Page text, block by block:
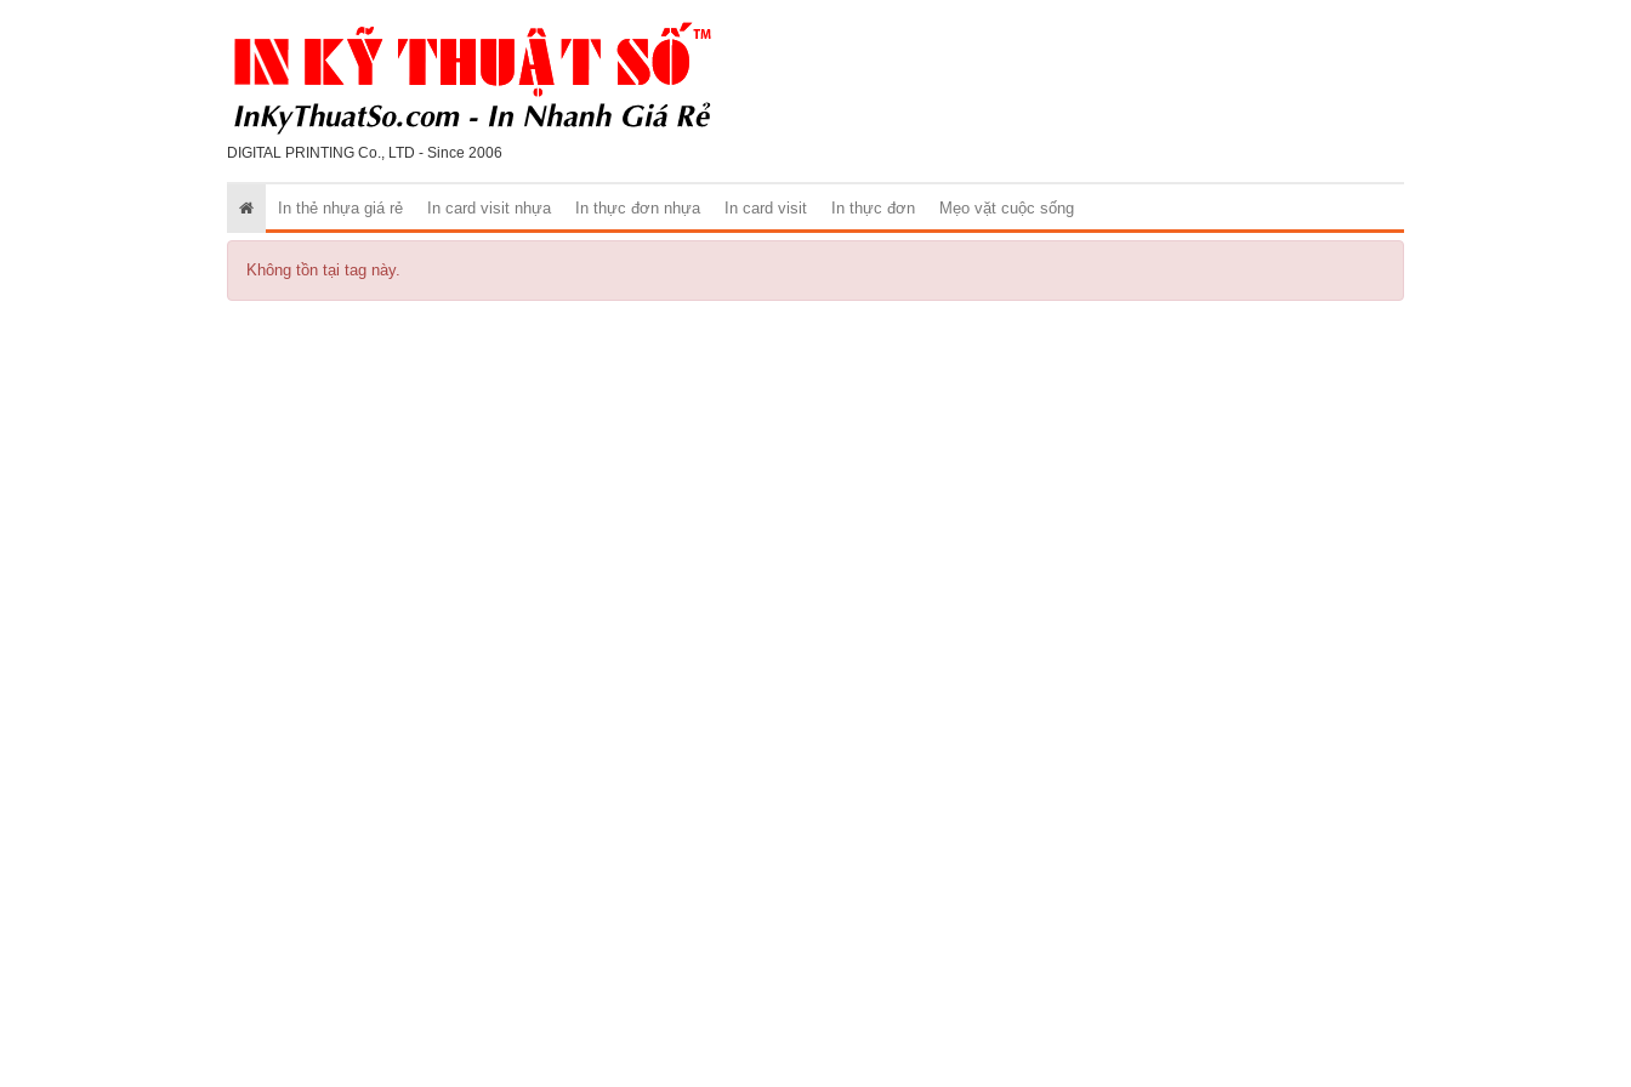
DIGITAL PRINTING Co., LTD - Since 2006
In thẻ nhựa giá rẻ In card visit nhựa In thực đơn nhựa In card visit In thực đơn Mẹo vặt cuộc sống
Không tồn tại tag này.